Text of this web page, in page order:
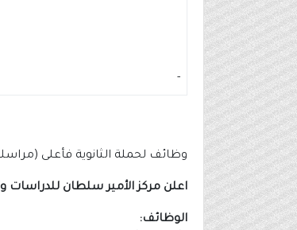
-
وظائف لحملة الثانوية فأعلى
اعلن مركز الأمير سلطان للدراسات
الوظائف: